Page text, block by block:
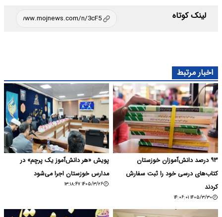
لینک کوتاه
اخبار مرتبط
۹۳ درصد دانش‌آموزان خوزستان
کتاب‌های درسی خود را ثبت سفارش
کردند
۱۴۰۵/۳/۳۰ ۱۴:۰۶:۰۱
پویش «هر دانش‌آموز یک پرچم» در
مدارس خوزستان اجرا می‌شود
۱۴۰۵/۳/۲۶ ۱۳:۱۸:۴۷